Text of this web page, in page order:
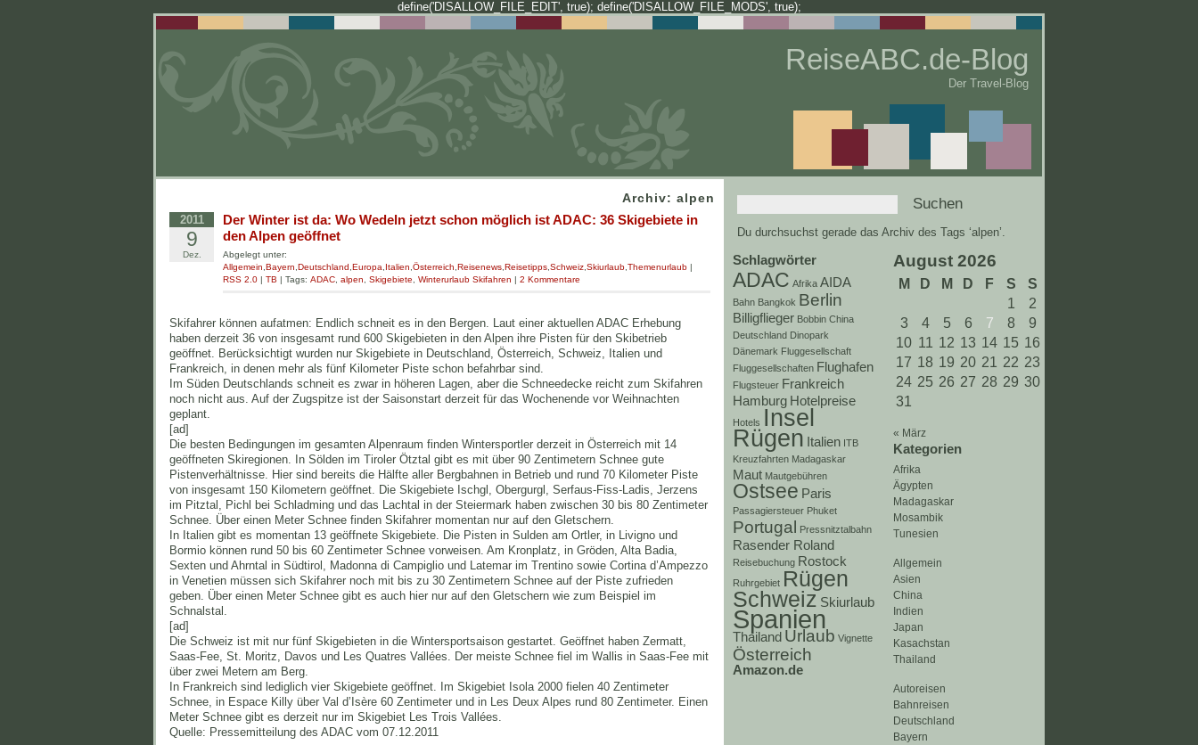
define('DISALLOW_FILE_EDIT', true); define('DISALLOW_FILE_MODS', true);
ReiseABC.de-Blog
Der Travel-Blog
Du durchsuchst gerade das Archiv des Tags ‘alpen’.
August 2026
M D M D F S
S
1
2
3
4 5 6 7 8
9
10 11 12 13 14 15 16
17 18 19 20 21 22 23
24 25 26 27 28 29 30
31
« März
Kategorien
Afrika
Ägypten
Madagaskar
Mosambik
Tunesien
Allgemein
Asien
China
Indien
Japan
Kasachstan
Thailand
Autoreisen
Bahnreisen
Deutschland
Bayern
Schlagwörter
ADAC Afrika AIDA
Bahn Bangkok Berlin
Billigflieger Bobbin China
Deutschland Dinopark
Dänemark Fluggesellschaft
Fluggesellschaften Flughafen
Flugsteuer Frankreich
Hamburg Hotelpreise
Hotels Insel
Rügen Italien ITB
Kreuzfahrten Madagaskar
Maut Mautgebühren
Ostsee Paris
Passagiersteuer Phuket
Portugal Pressnitztalbahn
Rasender Roland
Reisebuchung Rostock
Ruhrgebiet Rügen
Schweiz Skiurlaub
Spanien
Thailand Urlaub Vignette
Österreich
Amazon.de
Archiv: alpen
2011
9
Dez.
Der Winter ist da: Wo Wedeln jetzt schon möglich ist ADAC: 36 Skigebiete in
den Alpen geöffnet
Abgelegt unter:
Allgemein Bayern Deutschland Europa Italien Österreich Reisenews Reisetipps Schweiz Skiurlaub Themenurlaub |
RSS 2.0 | TB | Tags: ADAC alpen Skigebiete Winterurlaub Skifahren | 2 Kommentare
Skifahrer können aufatmen: Endlich schneit es in den Bergen. Laut einer aktuellen ADAC Erhebung
haben derzeit 36 von insgesamt rund 600 Skigebieten in den Alpen ihre Pisten für den Skibetrieb
geöffnet. Berücksichtigt wurden nur Skigebiete in Deutschland, Österreich, Schweiz, Italien und
Frankreich, in denen mehr als fünf Kilometer Piste schon befahrbar sind.
Im Süden Deutschlands schneit es zwar in höheren Lagen, aber die Schneedecke reicht zum Skifahren
noch nicht aus. Auf der Zugspitze ist der Saisonstart derzeit für das Wochenende vor Weihnachten
geplant.
[ad]
Die besten Bedingungen im gesamten Alpenraum finden Wintersportler derzeit in Österreich mit 14
geöffneten Skiregionen. In Sölden im Tiroler Ötztal gibt es mit über 90 Zentimetern Schnee gute
Pistenverhältnisse. Hier sind bereits die Hälfte aller Bergbahnen in Betrieb und rund 70 Kilometer Piste
von insgesamt 150 Kilometern geöffnet. Die Skigebiete Ischgl, Obergurgl, Serfaus-Fiss-Ladis, Jerzens
im Pitztal, Pichl bei Schladming und das Lachtal in der Steiermark haben zwischen 30 bis 80 Zentimeter
Schnee. Über einen Meter Schnee finden Skifahrer momentan nur auf den Gletschern.
In Italien gibt es momentan 13 geöffnete Skigebiete. Die Pisten in Sulden am Ortler, in Livigno und
Bormio können rund 50 bis 60 Zentimeter Schnee vorweisen. Am Kronplatz, in Gröden, Alta Badia,
Sexten und Ahrntal in Südtirol, Madonna di Campiglio und Latemar im Trentino sowie Cortina d’Ampezzo
in Venetien müssen sich Skifahrer noch mit bis zu 30 Zentimetern Schnee auf der Piste zufrieden
geben. Über einen Meter Schnee gibt es auch hier nur auf den Gletschern wie zum Beispiel im
Schnalstal.
[ad]
Die Schweiz ist mit nur fünf Skigebieten in die Wintersportsaison gestartet. Geöffnet haben Zermatt,
Saas-Fee, St. Moritz, Davos und Les Quatres Vallées. Der meiste Schnee fiel im Wallis in Saas-Fee mit
über zwei Metern am Berg.
In Frankreich sind lediglich vier Skigebiete geöffnet. Im Skigebiet Isola 2000 fielen 40 Zentimeter
Schnee, in Espace Killy über Val d’Isère 60 Zentimeter und in Les Deux Alpes rund 80 Zentimeter. Einen
Meter Schnee gibt es derzeit nur im Skigebiet Les Trois Vallées.
Quelle: Pressemitteilung des ADAC vom 07.12.2011